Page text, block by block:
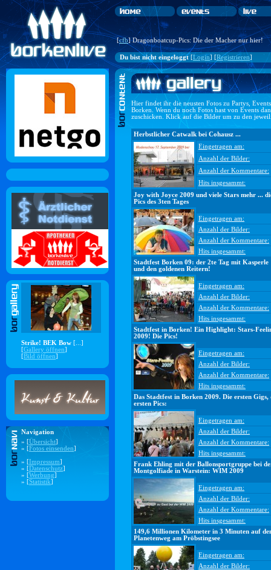
[cfb] Dragonboatcup-Pics: Die der Macher nur hier!
Du bist nicht eingeloggt[Login] [Registrieren]
Strike! BEK Bow [...]
[Gallery öffnen]
[Bild öffnen]
Navigation
» [Übersicht]
» [Fotos einsenden]
» [Impressum]
» [Datenschutz]
» [Werbung]
» [Statistik]
Hier findet ihr die neusten Fotos zu Partys,
Borken. Wenn du noch Fotos hast von Events
zuschicken. Klick auf die Bilder um zu den
Herbstlicher Catwalk bei Cohausz ...
Eingetragen am:
Anzahl der Bilder:
Anzahl der Kommentare:
Hits insgesammt:
Joy with Joyce 2009 und viele Stars mehr ...
Pics des 3ten Tages
Eingetragen am:
Anzahl der Bilder:
Anzahl der Kommentare:
Hits insgesammt:
Stadtfest Borken 09: der 2te Tag mit Kasperle
und den goldenen Reitern!
Eingetragen am:
Anzahl der Bilder:
Anzahl der Kommentare:
Hits insgesammt:
Stadtfest in Borken! Ein Highlight: Stars-
2009! Die Pics!
Eingetragen am:
Anzahl der Bilder:
Anzahl der Kommentare:
Hits insgesammt:
Das Stadtfest in Borken 2009. Die ersten Gigs,
ersten Pics:
Eingetragen am:
Anzahl der Bilder:
Anzahl der Kommentare:
Hits insgesammt:
Frank Ehling mit der Ballonsportgruppe bei
Montgolfiade in Warstein: WIM 2009
Eingetragen am:
Anzahl der Bilder:
Anzahl der Kommentare:
Hits insgesammt:
149,6 Millionen Kilometer in 3 Minuten auf
Planetenweg am Pröbstingsee
Eingetragen am:
Anzahl der Bilder: